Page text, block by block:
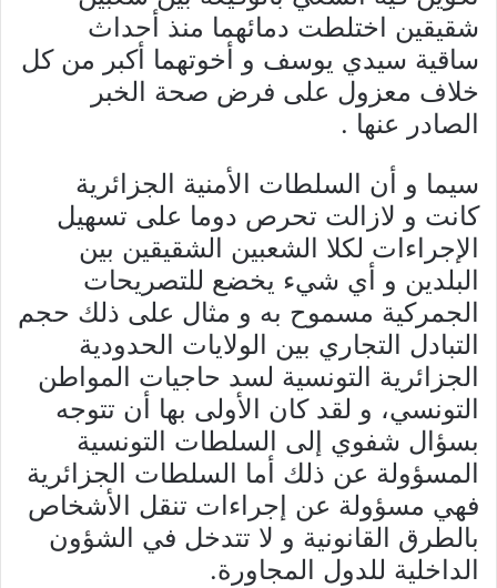
شقيقين اختلطت دمائهما منذ أحداث
ساقية سيدي يوسف و أخوتهما أكبر من كل
خلاف معزول على فرض صحة الخبر
الصادر عنها .
‎سيما و أن السلطات الأمنية الجزائرية
كانت و لازالت تحرص دوما على تسهيل
الإجراءات لكلا الشعبين الشقيقين بين
البلدين و أي شيء يخضع للتصريحات
الجمركية مسموح به و مثال على ذلك حجم
التبادل التجاري بين الولايات الحدودية
الجزائرية التونسية لسد حاجيات المواطن
التونسي، و لقد كان الأولى بها أن تتوجه
بسؤال شفوي إلى السلطات التونسية
المسؤولة عن ذلك أما السلطات الجزائرية
فهي مسؤولة عن إجراءات تنقل الأشخاص
بالطرق القانونية و لا تتدخل في الشؤون
الداخلية للدول المجاورة.